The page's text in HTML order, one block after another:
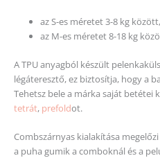
az S-es méretet 3-8 kg között,
az M-es méretet 8-18 kg
A TPU anyagból készült
légáteresztő, ez biztosítja, hogy a
Tehetsz bele a márka saját betétei
tetrát, prefoldot.
Combszárnyas kialakítása
a puha gumik a comboknál és a